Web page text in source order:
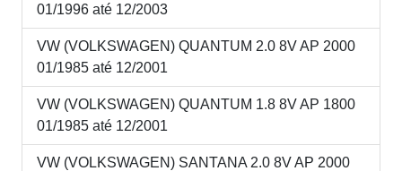
01/1996 até 12/2003
VW (VOLKSWAGEN) QUANTUM 2.0 8V AP 2000
01/1985 até 12/2001
VW (VOLKSWAGEN) QUANTUM 1.8 8V AP 1800
01/1985 até 12/2001
VW (VOLKSWAGEN) SANTANA 2.0 8V AP 2000